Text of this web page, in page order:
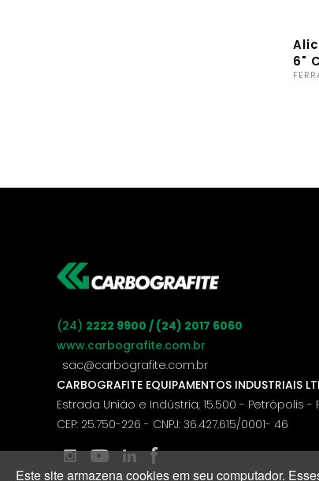
6"
Este site armazena cookies em seu computador.
(24) 2222 9900 / (24) 2017 6060
www.carbografite.com.br
sac@carbografite.com.br
CARBOGRAFITE EQUIPAMENTOS INDUSTRIAIS
Estrada União e Indústria, 15.500 - Petrópolis -
CEP: 25.750-226 - CNPJ: 36.427.615/0001- 46